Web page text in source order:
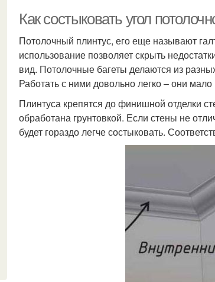
Как состыковать угол
Потолочный плинтус, его еще называют
использование позволяет скрыть
вид. Потолочные багеты делаются из
Работать с ними довольно легко – они мало
Плинтуса крепятся до финишной отделки
обработана грунтовкой. Если стены не
будет гораздо легче состыковать.